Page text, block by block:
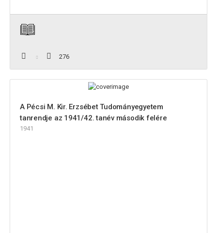
276
A Pécsi M. Kir. Erzsébet Tudományegyetem
tanrendje az 1941/42. tanév második felére
1941